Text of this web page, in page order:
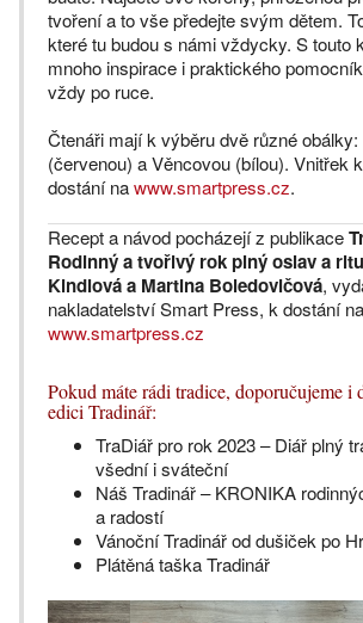
tvoření a to vše předejte svým dětem.
které tu budou s námi vždycky. S touto
mnoho inspirace i praktického
vždy po ruce.
Čtenáři mají k výběru dvě různé
(červenou) a Věncovou (bílou). Vnitřek
dostání nawww.smartpress.cz.
Recept a návod pocházejí z publikace
Rodinný a tvořivý rok plný oslav a
Kindlová a Martina Boledovičová,
nakladatelství Smart Press, k dostání na
www.smartpress.cz
Pokud máte rádi tradice, doporučujeme i
edici Tradinář:
TraDiář pro rok 2023 – Diář plný
všední i sváteční
Náš Tradinář – KRONIKA
a radostí
Vánoční Tradinář od dušiček po
Plátěná taška Tradinář